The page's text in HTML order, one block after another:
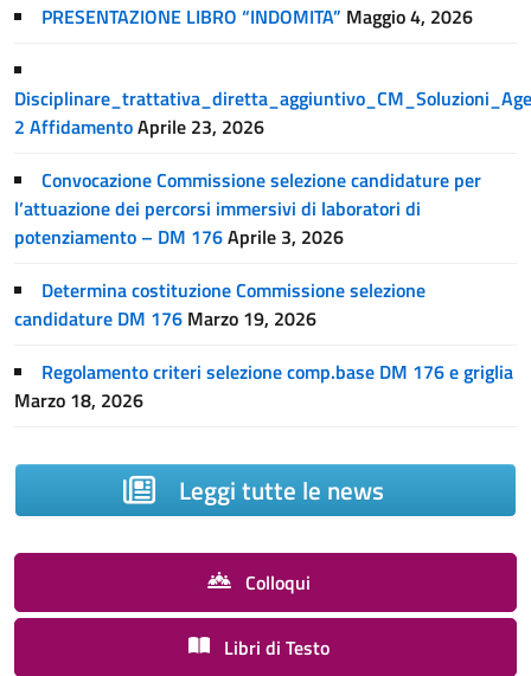
PRESENTAZIONE LIBRO “INDOMITA” Maggio 4, 2026
2 AffidamentoAprile 23, 2026
Convocazione Commissione selezione candidature per
l’attuazione dei percorsi immersivi di laboratori di
potenziamento – DM 176Aprile 3, 2026
Determina costituzione Commissione selezione
candidature DM 176 Marzo 19, 2026
Regolamento criteri selezione comp.base DM 176 e griglia
Marzo 18, 2026
Leggi tutte le news
Colloqui
Libri di Testo